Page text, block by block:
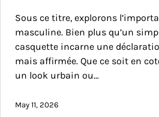
Sous ce titre, explorons
masculine. Bien plus qu’un
casquette incarne une
mais affirmée. Que ce soit en
un look urbain ou…
May 11, 2026